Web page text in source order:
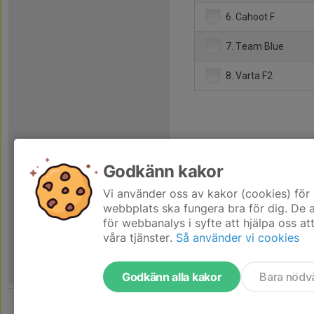
6. Cahoot F
7. Team Blue
8. Varta F2
Godkänn kakor
Vi använder oss av kakor (cookies)
webbplats ska fungera bra för dig. De
för webbanalys i syfte att hjälpa oss
våra tjänster. Så använder vi cookies
Godkänn alla kakor Bara